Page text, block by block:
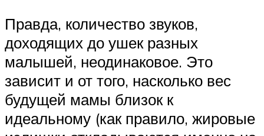
Правда, количество звуков,
доходящих до ушек разных
малышей, неодинаковое. Это
зависит и от того, насколько вес
будущей мамы близок к
идеальному (как правило, жировые